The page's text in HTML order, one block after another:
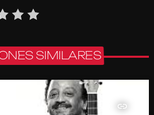
SIMILARES
insert_link